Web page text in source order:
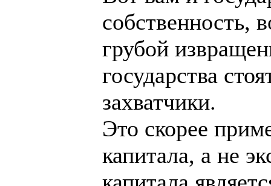
собственность,
грубой
государства
захватчики.
Это скорее
капитала, а не